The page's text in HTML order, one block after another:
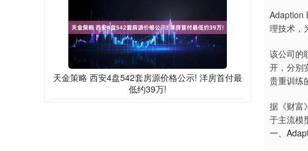
Adaption
理技术，
该公司的
开，分别
贵重训练
据《财富
于主流模
一、
天金策略 西安4盘542套房源价格公示! 洋房首付最
低约39万!